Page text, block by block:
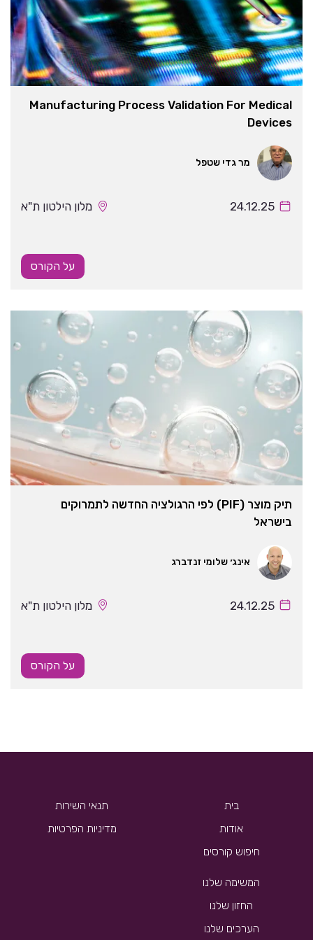
Manufacturing Process Validation For Medical
Devices
מר גדי שטפל
24.12.25 מלון הילטון ת"א
על הקורס
תיק מוצר (PIF) לפי הרגולציה החדשה לתמרוקים
בישראל
אינג׳ שלומי זנדברג
24.12.25 מלון הילטון ת"א
על הקורס
בית
אודות
חיפוש קורסים
תנאי השירות
מדיניות הפרטיות
המשימה שלנו
החזון שלנו
הערכים שלנו